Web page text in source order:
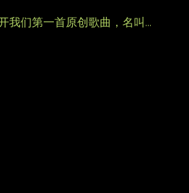
我们第一首原创歌曲，名叫...